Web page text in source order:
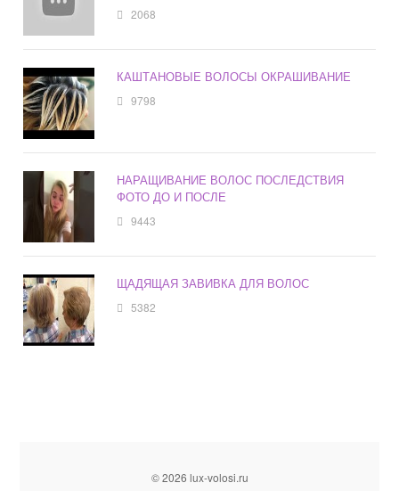
2068
КАШТАНОВЫЕ ВОЛОСЫ ОКРАШИВАНИЕ
9798
НАРАЩИВАНИЕ ВОЛОС ПОСЛЕДСТВИЯ
ФОТО ДО И ПОСЛЕ
9443
ЩАДЯЩАЯ ЗАВИВКА ДЛЯ ВОЛОС
5382
© 2026 lux-volosi.ru